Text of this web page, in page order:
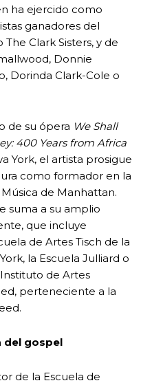
ha ejercido como
ganadores del
Clark Sisters, y de
Donnie
Dorinda Clark-Cole o
de su ópera We Shall
400 Years from Africa
York, el artista prosigue
como formador en la
de Manhattan.
suma a su amplio
que incluye
de Artes Tisch de la
la Escuela Julliard o
de Artes
perteneciente a la
del gospel
de la Escuela de